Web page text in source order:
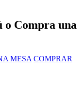
o Compra una
MESA COMPRAR